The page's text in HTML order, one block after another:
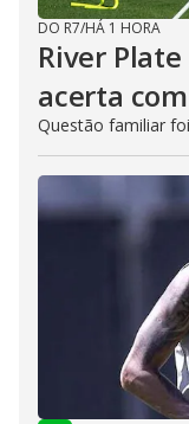
DO R7/HÁ 1 HORA
River
acerta
Questão familiar